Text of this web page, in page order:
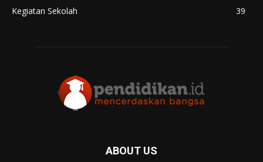
Kegiatan Sekolah
39
ABOUT US